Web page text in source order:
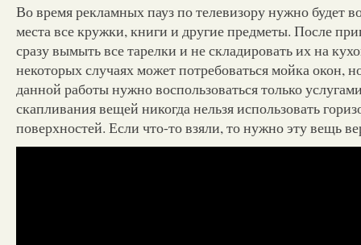
Во время рекламных пауз по телевизору нужно будет
места все кружки, книги и другие предметы. После
сразу вымыть все тарелки и не складировать их на
некоторых случаях может потребоваться мойка окон,
данной работы нужно воспользоваться только
скапливания вещей никогда нельзя использовать
поверхностей. Если что-то взяли, то нужно эту вещь